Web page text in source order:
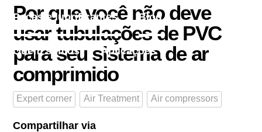
Peças e lubrificantes Blog
Quem somos Aplicações
Por que você não deve
usar tubulações de PVC
para seu sistema de ar
comprimido
Expert corner Air Treatment Air compressors
Compartilhar via